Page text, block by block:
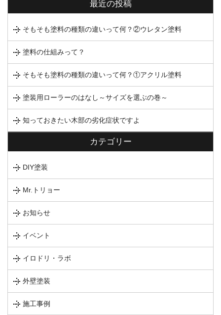
最近の投稿
そもそも塗料の種類の違いって何？②ウレタン塗料
塗料の仕組みって？
そもそも塗料の種類の違いって何？①アクリル塗料
塗装用ローラーのはなし～サイズを選ぶの巻～
知っておきたい木部の劣化症状ですよ
カテゴリー
DIY塗装
Mr.トリョー
お知らせ
イベント
イロドリ・ラボ
外壁塗装
施工事例